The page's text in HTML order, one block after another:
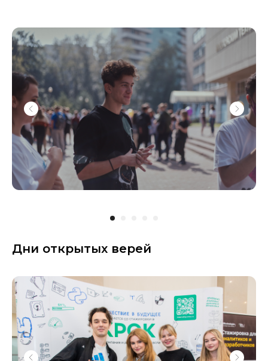
Дни открытых верей